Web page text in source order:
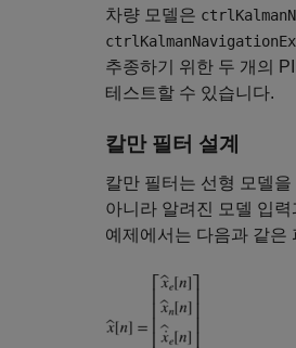
차량 모델은
추종하기 위한 두 개의
테스트할 수 있습니다.
칼만 필터 설계
칼만 필터는 선형 모델
아니라 알려진 모델 입
예제에서는 다음과 같은